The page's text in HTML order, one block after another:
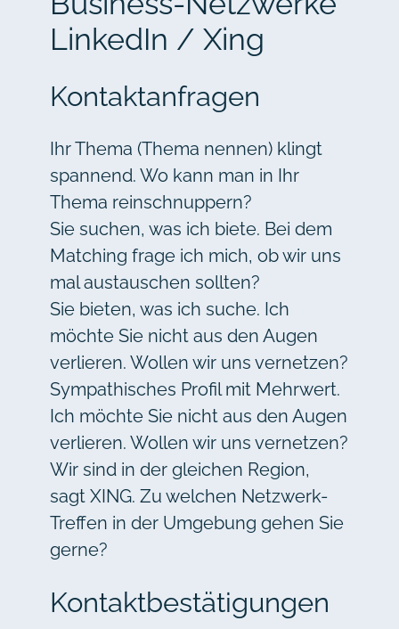
LinkedIn / Xing
Kontaktanfragen
Ihr Thema (Thema nennen) klingt
spannend. Wo kann man in Ihr
Thema reinschnuppern?
Sie suchen, was ich biete. Bei dem
Matching frage ich mich, ob wir uns
mal austauschen sollten?
Sie bieten, was ich suche. Ich
möchte Sie nicht aus den Augen
verlieren. Wollen wir uns vernetzen?
Sympathisches Profil mit Mehrwert.
Ich möchte Sie nicht aus den Augen
verlieren. Wollen wir uns vernetzen?
Wir sind in der gleichen Region,
sagt XING. Zu welchen Netzwerk-
Treffen in der Umgebung gehen Sie
gerne?
Kontaktbestätigungen